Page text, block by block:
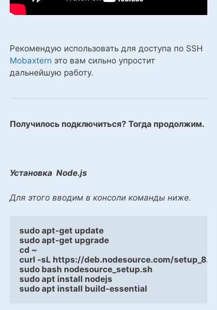
Рекомендую использовать для доступа по SSH
Mobaxtern это вам сильно упростит
дальнейшую работу.
Получилось подключиться? Тогда продолжим.
Установка Node.js
Для этого вводим в консоли команды ниже.
sudo apt-get update
sudo apt-get upgrade
cd ~
curl -sL https://deb.nodesource.com/setup_8.x
sudo bash nodesource_setup.sh
sudo apt install nodejs
sudo apt install build-essential